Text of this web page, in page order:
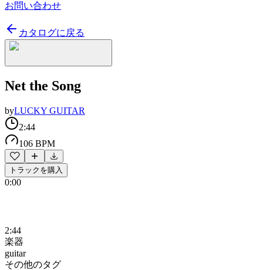
お問い合わせ
カタログに戻る
Net the Song
byLUCKY GUITAR
2:44
106 BPM
トラックを購入
0:00
2:44
楽器
guitar
その他のタグ